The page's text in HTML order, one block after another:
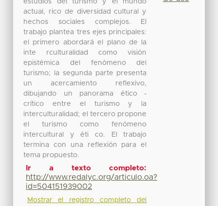
estudios del turismo y el mundo
actual, rico de diversidad cultural y
hechos sociales complejos. El
trabajo plantea tres ejes principales:
el primero abordará el plano de la
inte rculturalidad como visión
epistémica del fenómeno del
turismo; la segunda parte presenta
un acercamiento reflexivo,
dibujando un panorama ético -
crítico entre el turismo y la
interculturalidad; el tercero propone
el turismo como fenómeno
intercultural y éti co. El trabajo
termina con una reflexión para el
tema propuesto.
Ir a texto completo:
http://www.redalyc.org/articulo.oa?
id=504151939002
Mostrar el registro completo del